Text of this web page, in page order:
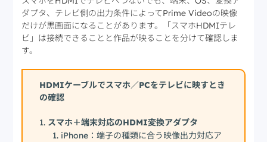
ダプタ、テレビ側の出力条件によってPrime Videoの映像
だけが黒画面になることがあります。「スマホHDMIテレ
ビ」は接続できることと作品が映ることを分けて確認しま
す。
HDMIケーブルでスマホ／PCをテレビに映すとき
の確認
スマホ＋端末対応のHDMI変換アダプタ
iPhone：端子の種類に合う映像出力対応ア